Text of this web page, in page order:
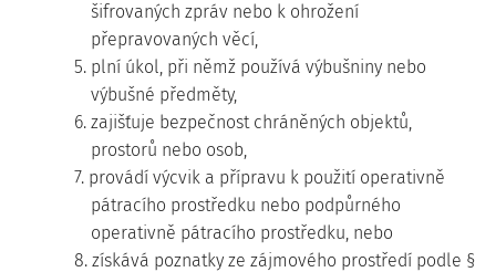
šifrovaných zpráv nebo k ohrožení
přepravovaných věcí,
5. plní úkol, při němž používá výbušniny nebo
výbušné předměty,
6. zajišťuje bezpečnost chráněných objektů,
prostorů nebo osob,
7. provádí výcvik a přípravu k použití operativně
pátracího prostředku nebo podpůrného
operativně pátracího prostředku, nebo
8. získává poznatky ze zájmového prostředí podle §